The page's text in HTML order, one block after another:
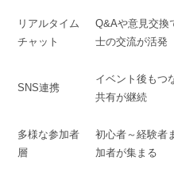
リアルタイム
チャット
Q&Aや意見交換
士の交流が活発
SNS連携
イベント後もつ
共有が継続
多様な参加者
層
初心者～経験者
加者が集まる